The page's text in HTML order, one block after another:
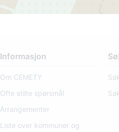
Informasjon
Om CEMETY
Ofte stilte spørsmål
Arrangementer
Liste over kommuner og